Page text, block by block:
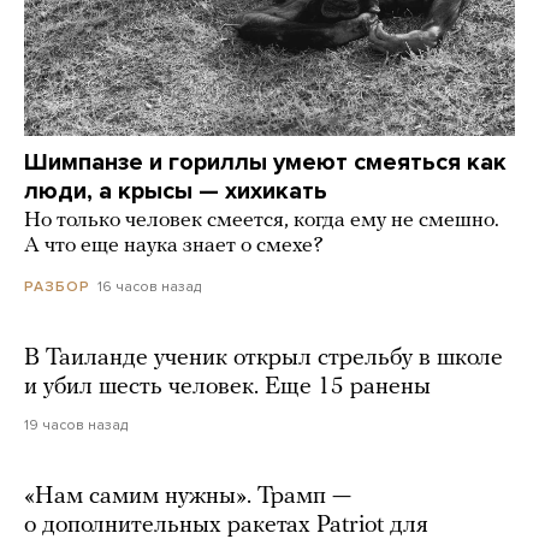
Шимпанзе и гориллы умеют смеяться как
люди, а крысы — хихикать
Но только человек смеется, когда ему не смешно.
А что еще наука знает о смехе?
РАЗБОР 16 часов назад
В Таиланде ученик открыл стрельбу в школе
и убил шесть человек. Еще 15 ранены
19 часов назад
«Нам самим нужны». Трамп —
о дополнительных ракетах Patriot для